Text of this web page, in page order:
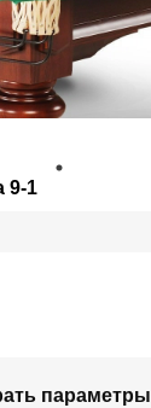
9-1
параметры